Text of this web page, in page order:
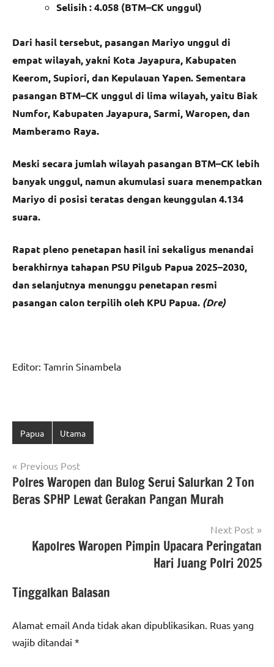
Selisih : 4.058 (BTM–CK unggul)
Dari hasil tersebut, pasangan Mariyo unggul di
empat wilayah, yakni Kota Jayapura, Kabupaten
Keerom, Supiori, dan Kepulauan Yapen. Sementara
pasangan BTM–CK unggul di lima wilayah, yaitu Biak
Numfor, Kabupaten Jayapura, Sarmi, Waropen, dan
Mamberamo Raya.
Meski secara jumlah wilayah pasangan BTM–CK lebih
banyak unggul, namun akumulasi suara menempatkan
Mariyo di posisi teratas dengan keunggulan 4.134
suara.
Rapat pleno penetapan hasil ini sekaligus menandai
berakhirnya tahapan PSU Pilgub Papua 2025–2030,
dan selanjutnya menunggu penetapan resmi
pasangan calon terpilih oleh KPU Papua. (Dre)
Editor: Tamrin Sinambela
Papua Utama
Navigasi
pos
Previous Post
Polres Waropen dan Bulog Serui Salurkan 2 Ton
Beras SPHP Lewat Gerakan Pangan Murah
Next Post
Kapolres Waropen Pimpin Upacara Peringatan
Hari Juang Polri 2025
Tinggalkan Balasan
Alamat email Anda tidak akan dipublikasikan. Ruas yang
wajib ditandai *